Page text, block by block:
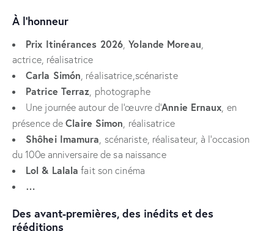
À l’honneur
Prix Itinérances 2026 Yolande Moreau
actrice, réalisatrice
Carla Simón , réalisatrice,scénariste
Patrice Terraz , photographe
Une journée autour de l’œuvre d’Annie Ernaux , en
présence deClaire Simon , réalisatrice
Shôhei Imamura , scénariste, réalisateur, à l’occasion
du 100e anniversaire de sa naissance
Lol & Lalala fait son cinéma
…
Des avant-premières, des inédits et des
rééditions